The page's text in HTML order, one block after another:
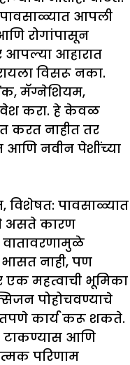
आपली
रोगांपासून
आपल्या आहारात
विसरू नका.
मॅग्नेशियम,
करा. हे केवळ
नाहीत तर
आणि नवीन पेशींच्या
विशेषत: पावसाळ्यात
असते कारण
नाही, पण
एक महत्वाची भूमिका
पोहोचवण्याचे
कार्य करू शकते.
टाकण्यास आणि
परिणाम